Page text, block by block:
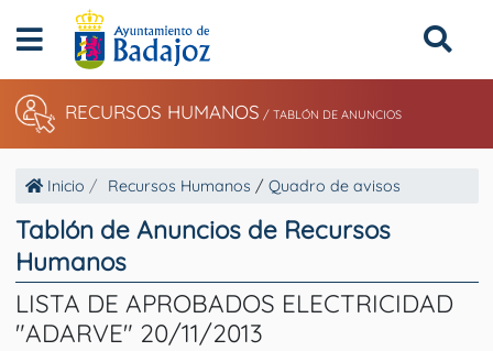
RECURSOS HUMANOS / TABLÓN DE ANUNCIOS
Inicio Recursos Humanos / Quadro de avisos
Tablón de Anuncios de Recursos
Humanos
LISTA DE APROBADOS ELECTRICIDAD
"ADARVE" 20/11/2013